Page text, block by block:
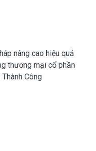
nâng cao hiệu quả
thương mại cổ phần
Công